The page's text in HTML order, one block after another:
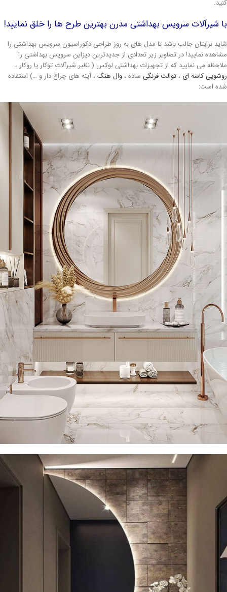
شیرآلات سرویس بهداشتی مدرن بهترین طرح ها را خلق نمایید!
برایتان جالب باشد تا مدل های به روز طراحی دکوراسیون سرویس بهداشتی را
نمایید! در تصاویر زیر تعدادی از جدیدترین دیزاین سرویس بهداشتی را
می نمایید که از تجهیزات بهداشتی لوکس ( نظیر شیرآلات توکار یا روکار ،
کاسه ای، توالت فرنگیساده ، وال هنگ، آینه های چراغ دار و …) استفاده
است: